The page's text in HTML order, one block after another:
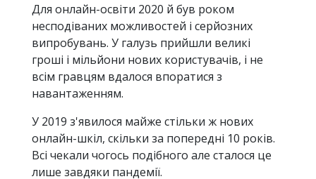
Для онлайн-освіти 2020 й був роком
несподіваних можливостей і серйозних
випробувань. У галузь прийшли великі
гроші і мільйони нових користувачів, і не
всім гравцям вдалося впоратися з
навантаженням.
У 2019 з'явилося майже стільки ж нових
онлайн-шкіл, скільки за попередні 10 років.
Всі чекали чогось подібного але сталося це
лише завдяки пандемії.